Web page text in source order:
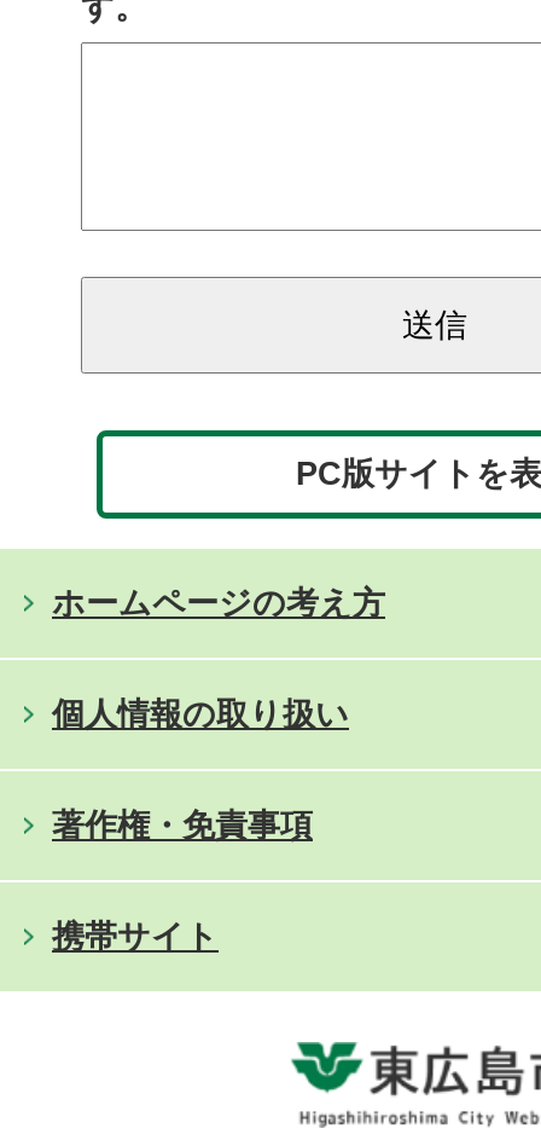
PC版サイトを
ホームページの考え方
個人情報の取り扱い
著作権・免責事項
携帯サイト